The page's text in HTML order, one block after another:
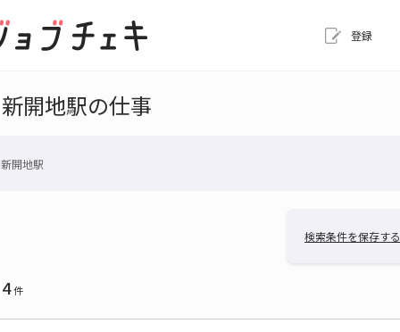
登録
新開地駅の仕事
新開地駅
検索条件を保存する
4件